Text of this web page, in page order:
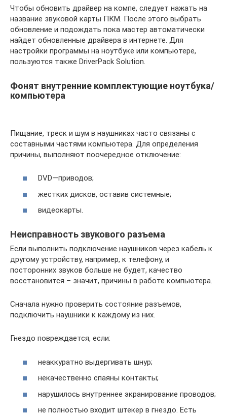
Чтобы обновить драйвер на компе, следует нажать на
название звуковой карты ПКМ. После этого выбрать
обновление и подождать пока мастер автоматически
найдет обновленные драйвера в интернете. Для
настройки программы на ноутбуке или компьютере,
пользуются также DriverPack Solution.
Фонят внутренние комплектующие ноутбука/
компьютера
Пищание, треск и шум в наушниках часто связаны с
составными частями компьютера. Для определения
причины, выполняют поочередное отключение:
DVD—приводов;
жестких дисков, оставив системные;
видеокарты.
Неисправность звукового разъема
Если выполнить подключение наушников через кабель к
другому устройству, например, к телефону, и
посторонних звуков больше не будет, качество
восстановится – значит, причины в работе компьютера.
Сначала нужно проверить состояние разъемов,
подключить наушники к каждому из них.
Гнездо повреждается, если:
неаккуратно выдергивать шнур;
некачественно спаяны контакты;
нарушилось внутреннее экранирование проводов;
не полностью входит штекер в гнездо. Есть